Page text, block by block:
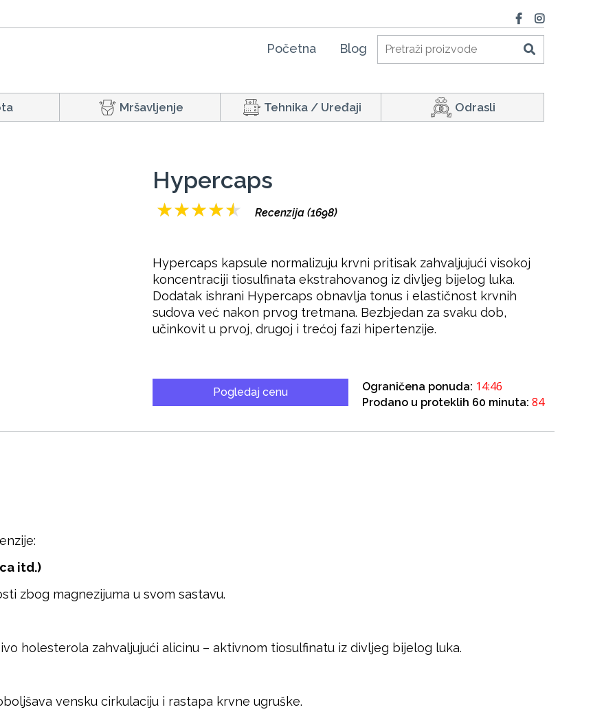
Početna Blog
Mršavljenje Tehnika / Uređaji Odrasli
Hypercaps
★★★★★ Recenzija (1698)
Hypercaps kapsule normalizuju krvni pritisak zahvaljujući visokoj
koncentraciji tiosulfinata ekstrahovanog iz divljeg bijelog luka.
Dodatak ishrani Hypercaps obnavlja tonus i elastičnost krvnih
sudova već nakon prvog tretmana. Bezbjedan za svaku dob,
učinkovit u prvoj, drugoj i trećoj fazi hipertenzije.
Pogledaj cenu Ograničena ponuda: 14:46
Prodano u proteklih 60 minuta: 84
itd.)
zbog magnezijuma u svom sastavu.
holesterola zahvaljujući alicinu – aktivnom tiosulfinatu iz divljeg bijelog luka.
vensku cirkulaciju i rastapa krvne ugruške.